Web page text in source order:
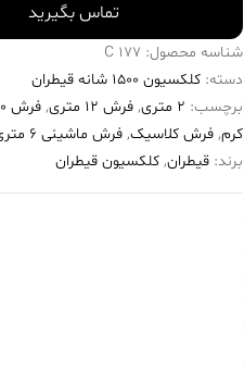
تماس بگیرید
شناسه محصول: 177 C
دسته: کلکسیون ۱۵۰۰ شانه قیطران
برچسب: 2 متری , فرش 12 متری , فرش ۱۵۰۰ شانه
کرم, فرش کلاسیک, فرش ماشینی 6 متری
برند: قیطران, کلکسیون قیطران